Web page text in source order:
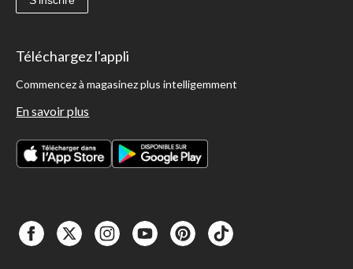
Téléchargez l'appli
Commencez à magasinez plus intelligemment
En savoir plus